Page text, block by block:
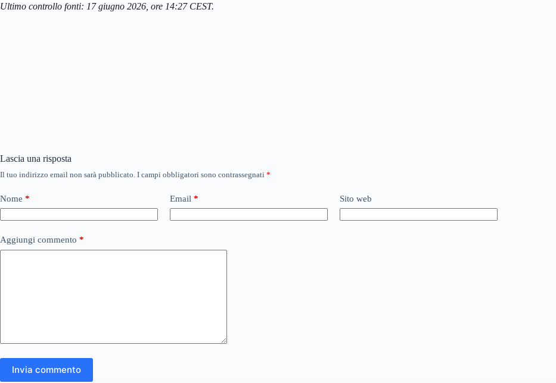
Ultimo controllo fonti: 17 giugno 2026, ore 14:27 CEST.
Lascia una risposta
Il tuo indirizzo email non sarà pubblicato. I campi obbligatori sono contrassegnati *
Nome * Email * Sito web
Aggiungi commento *
Invia commento